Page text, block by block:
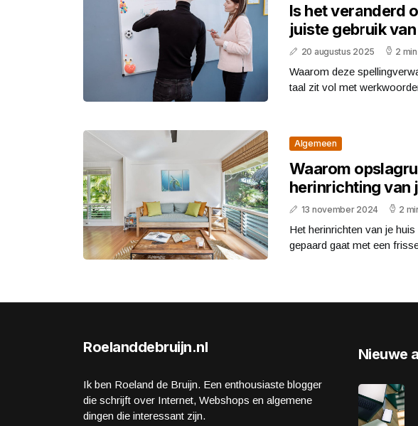
Is het veranderd
juiste gebruik
20 augustus 2025 2
Waarom deze
taal zit vol met
Algemeen
Waarom
herinrichting van
13 november 2024 2
Het herinrichten van je
gepaard gaat met een
Roelanddebruijn.nl
Ik ben Roeland de Bruijn. Een enthousiaste blogger
die schrijft over Internet, Webshops en algemene
dingen die interessant zijn.
Nieuwe